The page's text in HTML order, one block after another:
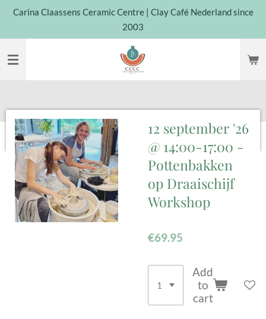
Skip
content
Carina Claassens Ceramic Centre | Clay Café Nederland since
2003
12 september '26
@ 14:00-17:00 -
Pottenbakken
op Draaischijf
Workshop
€69.95
Add
to
cart